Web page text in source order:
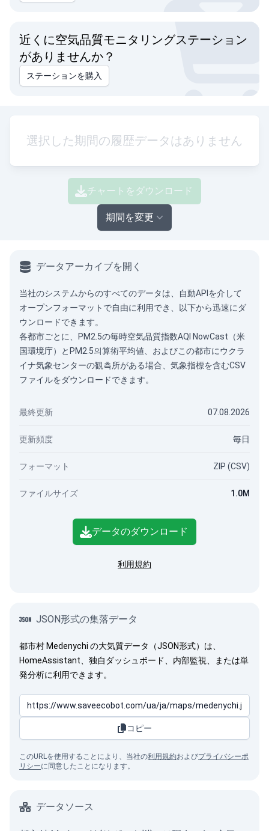
近くに空気品質モニタリングステーション
がありませんか？
ステーションを購入
選択した期間の履歴データはありません
チャートをダウンロード
期間を変更
データアーカイブを開く
当社のシステムからのすべてのデータは、 自動API を介して
オープンフォーマットで自由に利用でき、以下から迅速にダ
ウンロードできます。
各都市ごとに、PM2.5の毎時空気品質指数AQI NowCast（米
国環境庁）とPM2.5의算術平均値、およびこの都市にウクラ
イナ気象センターの観측所がある場合、気象指標を含むCSV
ファイルをダウンロードできます。
最終更新 07.08.2026
更新頻度 毎日
フォーマット ZIP (CSV)
ファイルサイズ 1.0M
データのダウンロード
利用規約
JSON形式の集落データ
都市村 Medenychi の大気質データ（JSON形式）は、
HomeAssistant、独自ダッシュボード、内部監視、または単
発分析に利用できます。
コピー
このURLを使用することにより、当社の利用規約およびプライバシーポ
リシーに同意したことになります。
データソース